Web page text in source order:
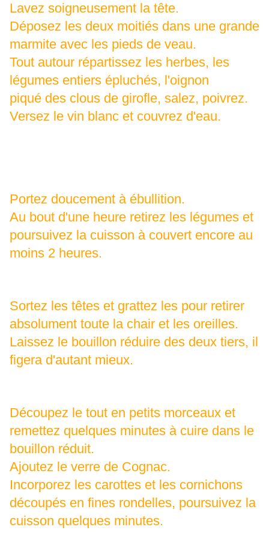
Lavez soigneusement la tête.
Déposez les deux moitiés dans une grande
marmite avec les pieds de veau.
Tout autour répartissez les herbes, les
légumes entiers épluchés, l'oignon
piqué des clous de girofle, salez, poivrez.
Versez le vin blanc et couvrez d'eau.
Portez doucement à ébullition.
Au bout d'une heure retirez les légumes et
poursuivez la cuisson à couvert encore au
moins 2 heures.
Sortez les têtes et grattez les pour retirer
absolument toute la chair et les oreilles.
Laissez le bouillon réduire des deux tiers, il
figera d'autant mieux.
Découpez le tout en petits morceaux et
remettez quelques minutes à cuire dans le
bouillon réduit.
Ajoutez le verre de Cognac.
Incorporez les carottes et les cornichons
découpés en fines rondelles, poursuivez la
cuisson quelques minutes.